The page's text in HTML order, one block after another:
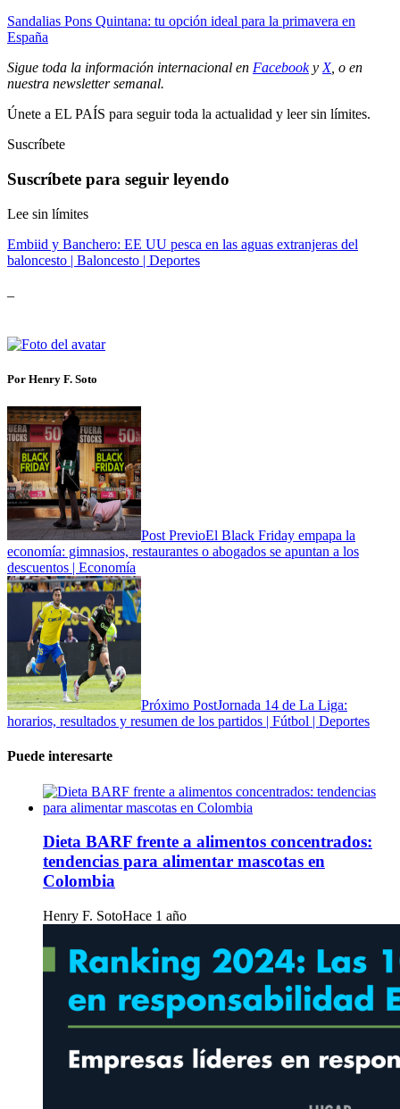
Sandalias Pons Quintana: tu opción ideal para la primavera en
España
Sigue toda la información internacional en Facebooky X, o en
nuestra newsletter semanal.
Únete a EL PAÍS para seguir toda la actualidad y leer sin límites.
Suscríbete
Suscríbete para seguir leyendo
Lee sin límites
Embiid y Banchero: EE UU pesca en las aguas extranjeras del
baloncesto | Baloncesto | Deportes
Por Henry F. Soto
Post PrevioEl Black Friday empapa la
economía: gimnasios, restaurantes o abogados se apuntan a los
descuentos | Economía
Próximo PostJornada 14 de La Liga:
horarios, resultados y resumen de los partidos | Fútbol | Deportes
Puede interesarte
Dieta BARF frente a alimentos concentrados:
tendencias para alimentar mascotas en
Colombia
Henry F. SotoHace 1 año